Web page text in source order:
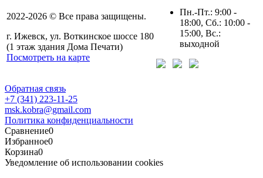
2022-2026 © Все права защищены.
г. Ижевск, ул. Воткинское шоссе 180
(1 этаж здания Дома Печати)
Посмотреть на карте
Пн.-Пт.: 9:00 -
18:00, Сб.: 10:00 -
15:00, Вс.:
выходной
Обратная связь
+7 (341) 223-11-25
msk.kobra@gmail.com
Политика конфиденциальности
Сравнение0
Избранное0
Корзина0
Уведомление об использовании cookies